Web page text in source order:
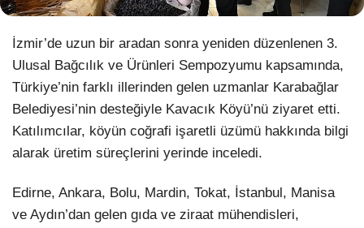
Pinterest
Dribbble
LinkedIn
İzmir’de uzun bir aradan sonra yeniden düzenlenen 3.
Ulusal Bağcılık ve Ürünleri Sempozyumu kapsamında,
Türkiye’nin farklı illerinden gelen uzmanlar Karabağlar
Belediyesi’nin desteğiyle Kavacık Köyü’nü ziyaret etti.
Katılımcılar, köyün coğrafi işaretli üzümü hakkında bilgi
alarak üretim süreçlerini yerinde inceledi.
Edirne, Ankara, Bolu, Mardin, Tokat, İstanbul, Manisa
ve Aydın’dan gelen gıda ve ziraat mühendisleri,